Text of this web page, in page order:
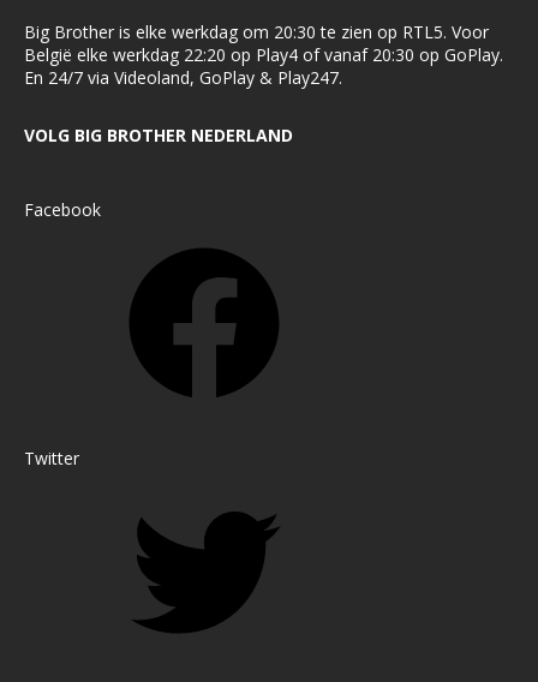
Big Brother is elke werkdag om 20:30 te zien op RTL5. Voor
België elke werkdag 22:20 op Play4 of vanaf 20:30 op GoPlay.
En 24/7 via Videoland, GoPlay & Play247.
VOLG BIG BROTHER NEDERLAND
Facebook
Twitter